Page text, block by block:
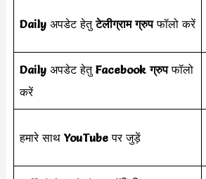
Daily अपडेट हेतुटेलीग्राम ग्रुपफॉलो करें
Daily अपडेट हेतुFacebook ग्रुपफॉलो
करें
हमारे साथYouTubeपर जुड़ें